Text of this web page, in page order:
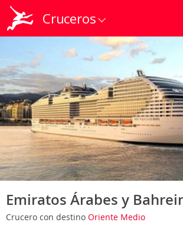
Cruceros
Emiratos Árabes y
Crucero con destino Oriente Medio